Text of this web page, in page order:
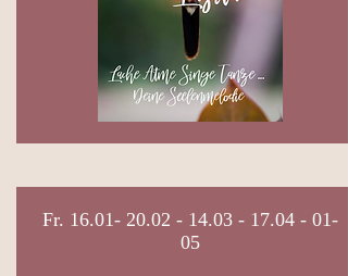
Fr. 16.01- 20.02 - 14.03 - 17.04 - 01-
05